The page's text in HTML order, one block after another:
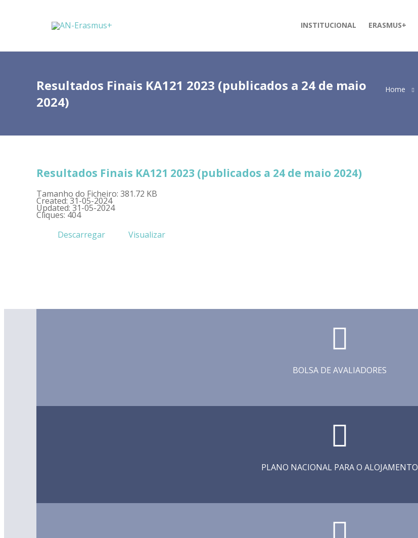
INSTITUCIONAL ERASMUS+
Resultados Finais KA121 2023 (publicados a 24 de maio
2024)
Home
Resultados Finais KA121 2023 (publicados a 24 de maio 2024)
Tamanho do Ficheiro: 381.72 KB
Created: 31-05-2024
Updated: 31-05-2024
Cliques: 404
Descarregar
Visualizar
BOLSA DE AVALIADORES
PLANO NACIONAL PARA O ALOJAMENTO